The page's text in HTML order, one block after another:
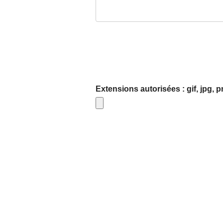
Extensions autorisées : gif, jpg,